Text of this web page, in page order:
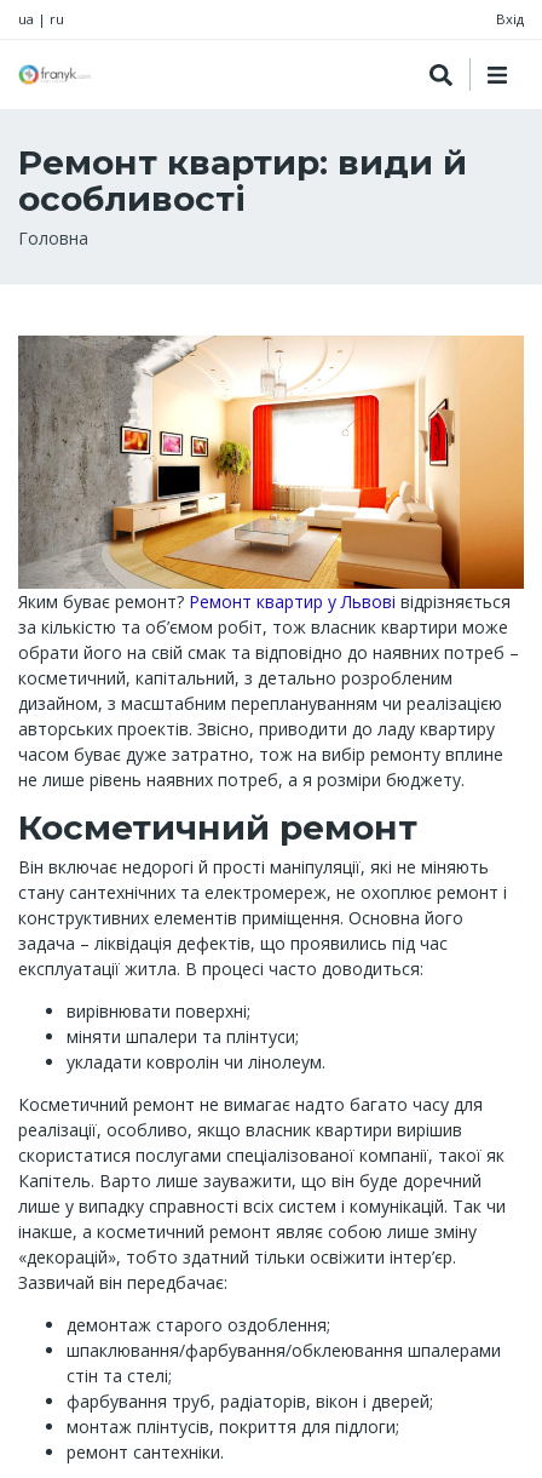
ua | ru Вхід
Ремонт квартир: види й
особливості
Рядок
Головна
Яким буває ремонт? Ремонт квартир у Львові відрізняється
за кількістю та об’ємом робіт, тож власник квартири може
обрати його на свій смак та відповідно до наявних потреб –
косметичний, капітальний, з детально розробленим
дизайном, з масштабним переплануванням чи реалізацією
авторських проектів. Звісно, приводити до ладу квартиру
часом буває дуже затратно, тож на вибір ремонту вплине
не лише рівень наявних потреб, а я розміри бюджету.
Косметичний ремонт
Він включає недорогі й прості маніпуляції, які не міняють
стану сантехнічних та електромереж, не охоплює ремонт і
конструктивних елементів приміщення. Основна його
задача – ліквідація дефектів, що проявились під час
експлуатації житла. В процесі часто доводиться:
вирівнювати поверхні;
міняти шпалери та плінтуси;
укладати ковролін чи лінолеум.
Косметичний ремонт не вимагає надто багато часу для
реалізації, особливо, якщо власник квартири вирішив
скористатися послугами спеціалізованої компанії, такої як
Капітель. Варто лише зауважити, що він буде доречний
лише у випадку справності всіх систем і комунікацій. Так чи
інакше, а косметичний ремонт являє собою лише зміну
«декорацій», тобто здатний тільки освіжити інтер’єр.
Зазвичай він передбачає:
демонтаж старого оздоблення;
шпаклювання/фарбування/обклеювання шпалерами
стін та стелі;
фарбування труб, радіаторів, вікон і дверей;
монтаж плінтусів, покриття для підлоги;
ремонт сантехніки.